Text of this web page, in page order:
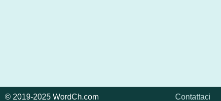
© 2019-2025 WordCh.com Contattaci